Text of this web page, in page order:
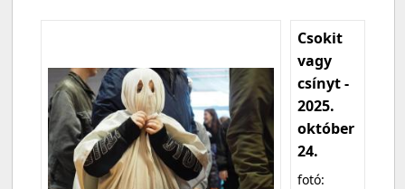
Csokit
vagy
csínyt -
2025.
október
24.
fotó: